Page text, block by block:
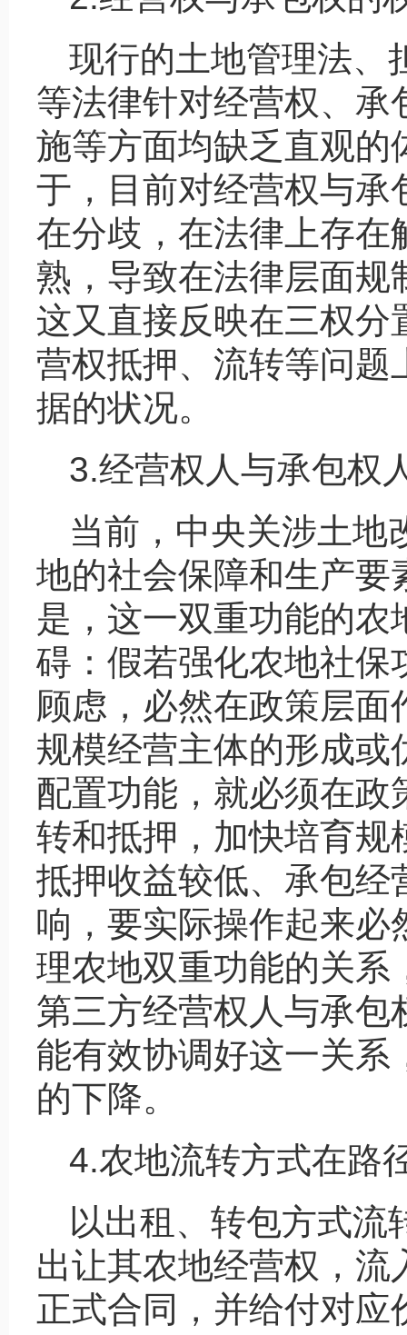
现行的土地管理法、
等法律针对经营权、承
施等方面均缺乏直观的
于，目前对经营权与承
在分歧，在法律上存在
熟，导致在法律层面规
这又直接反映在三权分
营权抵押、流转等问题
据的状况。
3.经营权人与承包权
当前，中央关涉土地
地的社会保障和生产要
是，这一双重功能的
碍：假若强化农地社保
顾虑，必然在政策层
规模经营主体的形成或
配置功能，就必须在政
转和抵押，加快培育规
抵押收益较低、承包经
响，要实际操作起来必
理农地双重功能的关系
第三方经营权人与承包
能有效协调好这一关系
的下降。
4.农地流转方式在路
以出租、转包方式流
出让其农地经营权，
正式合同，并给付对